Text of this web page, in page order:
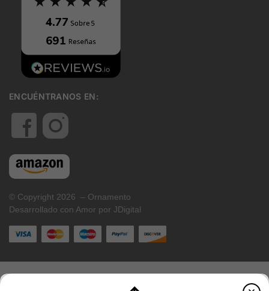
ENCUÉNTRANOS EN:
© Copyright 2026 – Ornamento
Desarrollado con Amor por JDigital